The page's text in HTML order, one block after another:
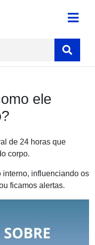
ele
de 24 horas que
corpo.
interno, influenciando os
ficamos alertas.